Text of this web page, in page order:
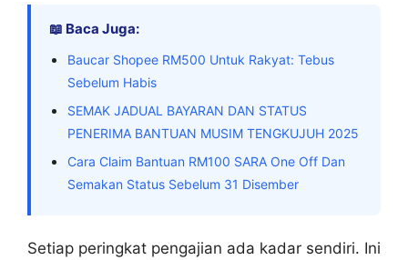
📖 Baca Juga:
Baucar Shopee RM500 Untuk Rakyat: Tebus
Sebelum Habis
SEMAK JADUAL BAYARAN DAN STATUS
PENERIMA BANTUAN MUSIM TENGKUJUH 2025
Cara Claim Bantuan RM100 SARA One Off Dan
Semakan Status Sebelum 31 Disember
Setiap peringkat pengajian ada kadar sendiri. Ini